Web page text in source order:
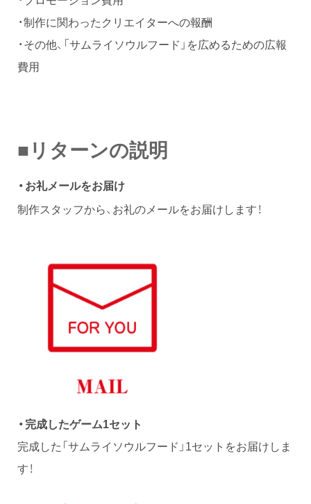
・制作に関わったクリエイターへの報酬
・その他、「サムライソウルフード」を広めるための広報
費用
■リターンの説明
・ お礼メールをお届け
制作スタッフから、お礼のメールをお届けします！
・完成したゲーム1セット
完成した「サムライソウルフード」1セットをお届けしま
す！